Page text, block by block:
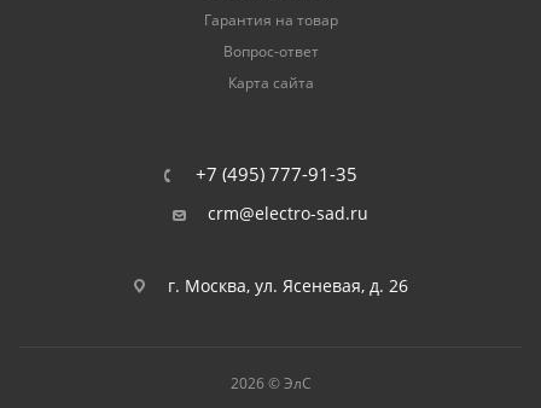
Гарантия на товар
Вопрос-ответ
Карта сайта
+7 (495) 777-91-35
crm@electro-sad.ru
г. Москва, ул. Ясеневая, д. 26
2026 © ЭлС